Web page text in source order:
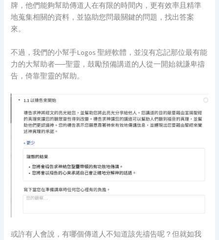
牌，他們能夠幫助傳道人在有限的時間內，更有效率且精準
地蒐集相關的資料，並協助您問最關鍵的問題，找出答案
來。
不過，我們的小幫手Logos 聖經軟體，並沒有忘記那位最有能
力的大幫助者──聖靈，鼓勵預備講道的人從一開始就謙卑禱
告，倚靠聖靈的幫助。
或許有人會說，有哪個傳道人不知道該先禱告呢？但就如我